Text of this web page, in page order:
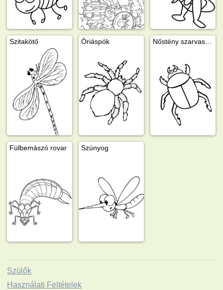
Szitakötő Óriáspók
Fülbemászó rovar Szúnyog
Szülők
Használati Feltételek